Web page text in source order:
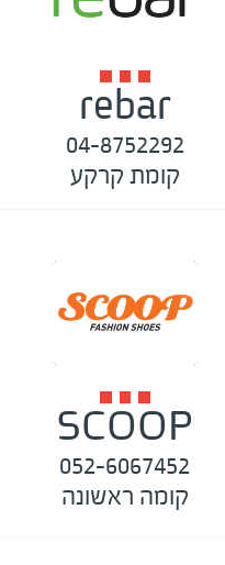
rebar
04-8752292
קומת קרקע
SCOOP
052-6067452
קומה ראשונה